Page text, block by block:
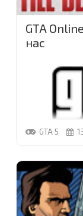
GTA
нас
GTA 5